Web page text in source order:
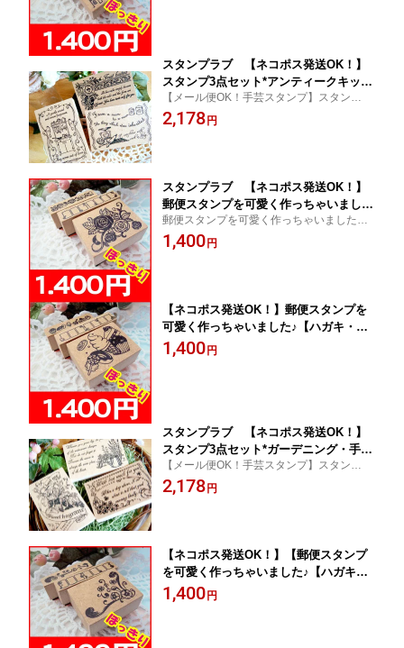
スタンプラブ 【ネコポス発送OK！】
スタンプ3点セット*アンティークキッチ
ン・手芸・ラッピングなどにどうぞ
【メール便OK！手芸スタンプ】スタンプ3
点セット*アンティークキッチン・手芸・ラ
ッピングなどにどうぞ
2,178 円
スタンプラブ 【ネコポス発送OK！】
郵便スタンプを可愛く作っちゃいました
♪【ハガキ・封書三点セット♪】ハンドメ
イドに最適！ バラづくしスタンプ
郵便スタンプを可愛く作っちゃいました♪ハ
ンドメイドに最適の手芸スタンプ！メール
便OK！
1,400 円
【ネコポス発送OK！】郵便スタンプを
可愛く作っちゃいました♪【ハガキ・封
書三点セット♪】ハンドメイドに最適！
お菓子づくしスタンプ
1,400 円
スタンプラブ 【ネコポス発送OK！】
スタンプ3点セット*ガーデニング・手
芸・ラッピングなどにどうぞ
【メール便OK！手芸スタンプ】スタンプ3
点セット*ガーデニング・手芸・ラッピング
などにどうぞ
2,178 円
【ネコポス発送OK！】【郵便スタンプ
を可愛く作っちゃいました♪【ハガキ・
封書三点セット♪】ハンドメイドに最
適！ 花づくしスタンプ
1,400 円